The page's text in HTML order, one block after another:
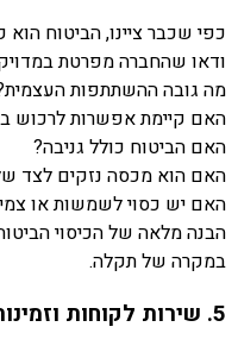
כפי שכבר ציינו, הביטוח הוא
ודאו שהחברה מפרטת במדויק
מה גובה ההשתתפות
האם קיימת אפשרות לרכוש
האם הביטוח כולל גניבה?
האם הוא מכסה נזקים לצד
האם יש כסוי לשמשות או
הבנה מלאה של הכיסוי
במקרה של תקלה.
5. שירות לקוחות וזמינות: למי פונים כשיש בעיה?